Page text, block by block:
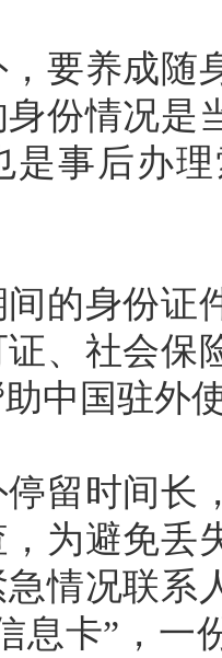
养成随身
份情况是
是事后办
身份证件
、社会保
中国驻外
时间长，
为避免丢
情况联系
息卡”，一